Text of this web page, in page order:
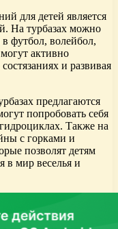
для детей является
На турбазах можно
футбол, волейбол,
активно
и развивая
предлагаются
попробовать себя
Также на
с горками и
позволят детям
в мир веселья и